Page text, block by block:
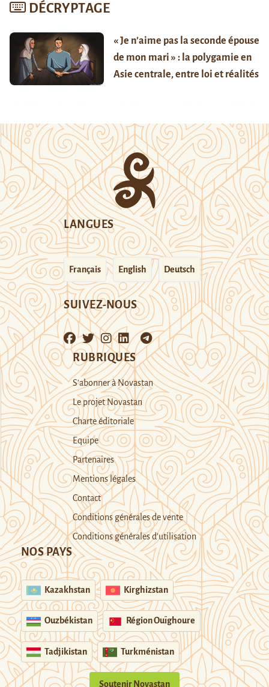
DÉCRYPTAGE
« Je n’aime pas la seconde épouse
de mon mari » : la polygamie en
Asie centrale, entre loi et réalités
LANGUES
Français English Deutsch
SUIVEZ-NOUS
RUBRIQUES
S’abonner à Novastan
Le projet Novastan
Charte éditoriale
Equipe
Partenaires
Mentions légales
Contact
Conditions générales de vente
Conditions générales d’utilisation
NOS PAYS
Kazakhstan Kirghizstan
Ouzbékistan Région Ouïghoure
Tadjikistan Turkménistan
Soutenir Novastan